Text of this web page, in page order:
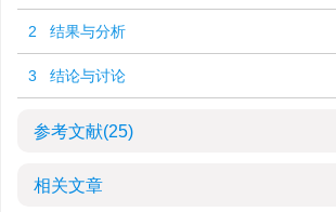
2 结果与分析
3 结论与讨论
参考文献(25)
相关文章